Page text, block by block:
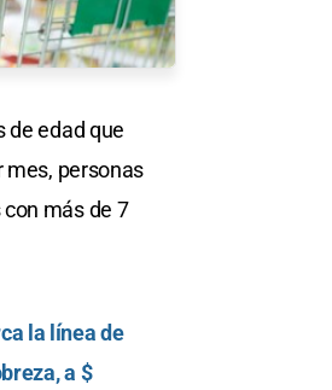
de edad que
mes, personas
más de 7
la línea de
a $